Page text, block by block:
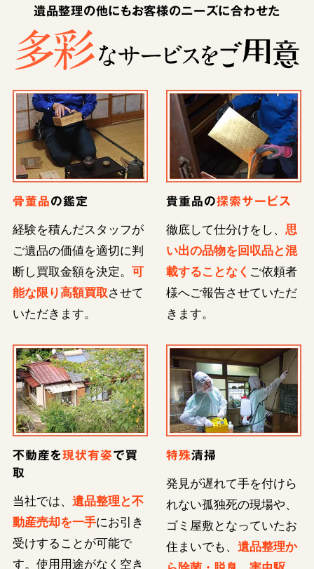
遺品整理の他にもお客様のニーズに合わせた
骨董品の鑑定
経験を積んだスタッフが
ご遺品の価値を適切に判
断し買取金額を決定。 可
能な限り高額買取させて
いただきます。
貴重品の探索サービス
徹底して仕分けをし、 思
い出の品物を回収品と混
載することなく ご依頼者
様へご報告させていただ
きます。
不動産を現状有姿で買
取
当社では、 遺品整理と不
動産売却を一手にお引き
受けすることが可能で
す。使用用途がなく空き
特殊清掃
発見が遅れて手を付けら
れない孤独死の現場や、
ゴミ屋敷となっていたお
住まいでも、 遺品整理か